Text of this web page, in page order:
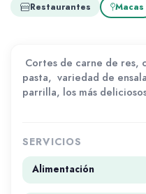
Restaurantes Macas
Cortes de carne de
pasta, variedad de
parrilla, los más
SERVICIOS
Alimentación